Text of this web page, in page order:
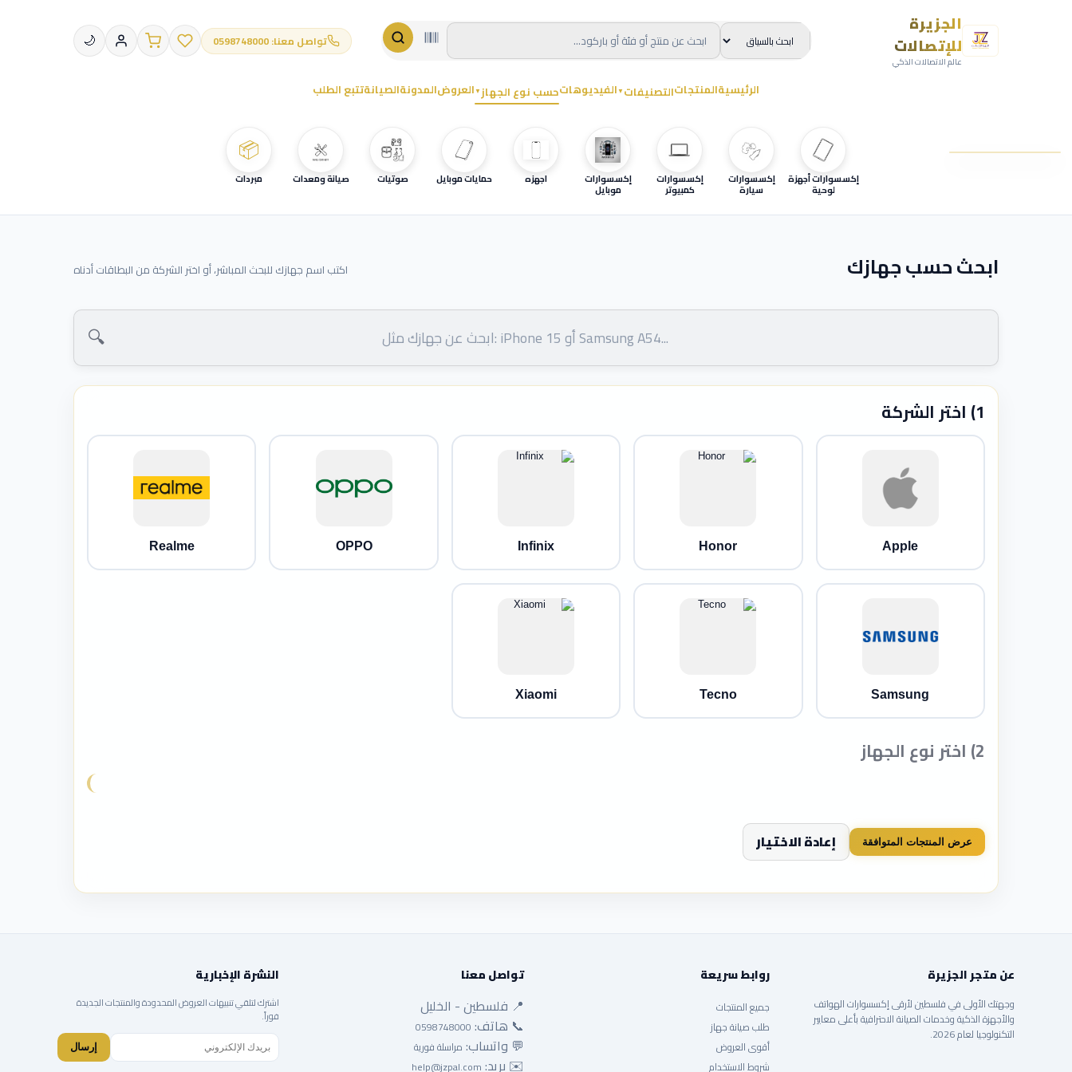
الجزيرة
للإتصالات
عالم الاتصالات الذكي
تواصل معنا: 0598748000 🌙
الرئيسيةالمنتجاتالتصنيفات ▼الفيديوهاتحسب نوع الجهاز ▼العروضالمدونةالصيانةتتبع الطلب
إكسسوارات أجهزة
لوحية
إكسسوارات
سيارة
إكسسوارات
كمبيوتر
إكسسوارات
موبايل
اجهزه حمايات موبايل صوتيات صيانة ومعدات
📦
مبردات
ابحث حسب جهازك اكتب اسم جهازك للبحث المباشر، أو اختر الشركة من البطاقات أدناه
🔍
1) اختر الشركة
Apple
Honor
Infinix
OPPO
Realme
Samsung
Tecno
Xiaomi
2) اختر نوع الجهاز
عرض المنتجات المتوافقة إعادة الاختيار
عن متجر الجزيرة
وجهتك الأولى في فلسطين لأرقى إكسسوارات الهواتف
والأجهزة الذكية وخدمات الصيانة الاحترافية بأعلى معايير
التكنولوجيا لعام 2026.
روابط سريعة
جميع المنتجات
طلب صيانة جهاز
أقوى العروض
شروط الاستخدام
تواصل معنا
📍 فلسطين - الخليل
📞 هاتف: 0598748000
💬 واتساب: مراسلة فورية
✉️ بريد: help@jzpal.com
النشرة الإخبارية
اشترك لتلقي تنبيهات العروض المحدودة والمنتجات الجديدة
فوراً.
إرسال